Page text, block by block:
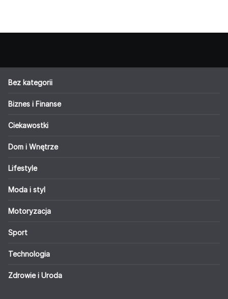
Bez kategorii
Biznes i Finanse
Ciekawostki
Dom i Wnętrze
Lifestyle
Moda i styl
Motoryzacja
Sport
Technologia
Zdrowie i Uroda